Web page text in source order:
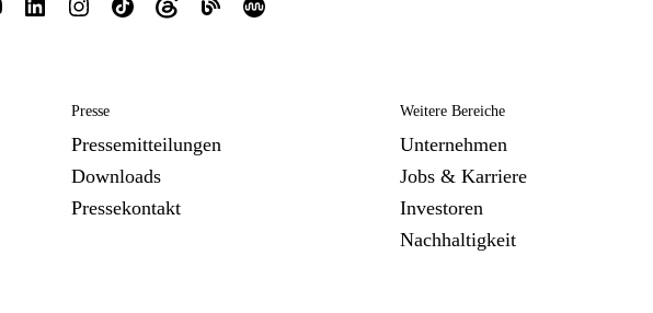
Presse
Pressemitteilungen
Downloads
Pressekontakt
Weitere Bereiche
Unternehmen
Jobs & Karriere
Investoren
Nachhaltigkeit